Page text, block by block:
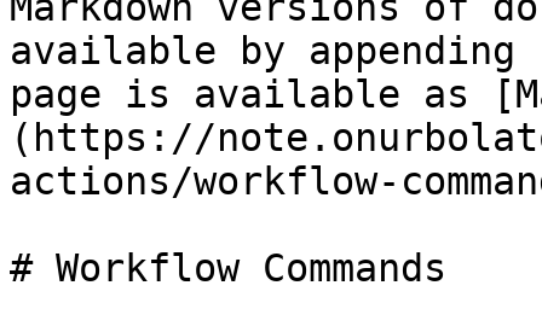
available by
page is available as
(https://
actions/workflow-
# Workflow Commands